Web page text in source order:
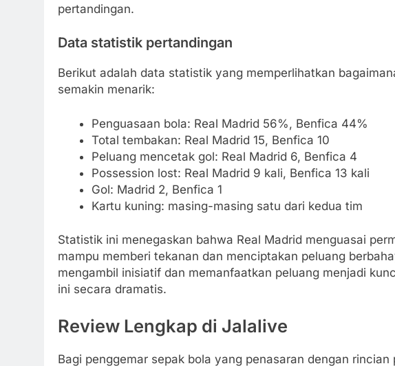
pertandingan.
Data statistik pertandingan
Berikut adalah data statistik yang memperlihatkan
semakin menarik:
Penguasaan bola: Real Madrid 56%, Benfica 44%
Total tembakan: Real Madrid 15, Benfica 10
Peluang mencetak gol: Real Madrid 6, Benfica 4
Possession lost: Real Madrid 9 kali, Benfica 13 kali
Gol: Madrid 2, Benfica 1
Kartu kuning: masing-masing satu dari kedua tim
Statistik ini menegaskan bahwa Real Madrid menguasai
mampu memberi tekanan dan menciptakan peluang
mengambil inisiatif dan memanfaatkan peluang menjadi
ini secara dramatis.
Review Lengkap di Jalalive
Bagi penggemar sepak bola yang penasaran dengan rincian